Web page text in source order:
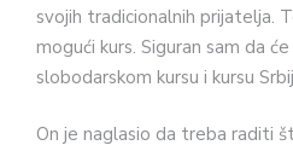
svojih tradicionalnih prijatelja.
mogući kurs. Siguran sam da
slobodarskom kursu i kursu
On je naglasio da treba raditi